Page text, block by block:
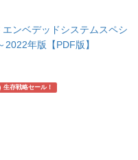
ンベデッドシステムスペシ
2022年版【PDF版】
生存戦略セール！